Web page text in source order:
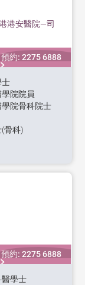
港安醫院—司
預約: 2275 6888
士
院院員
院骨科院士
骨科)
預約: 2275 6888
學士